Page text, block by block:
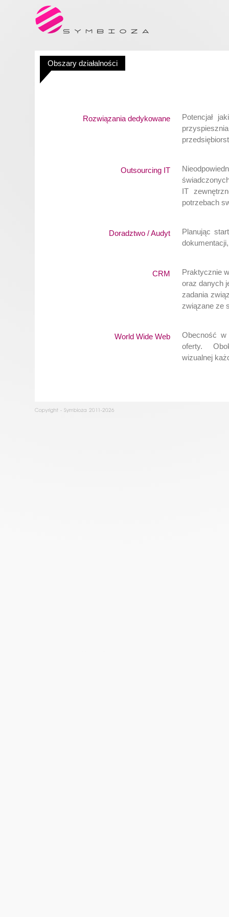
Obszary działalności
Rozwiązania dedykowane
Potencjał
Outsourcing IT
IT
potrzebach
Doradztwo / Audyt
Planując
CRM
Praktycznie
oraz danych
zadania
związane ze
World Wide Web
Obecność w
oferty.
wizualnej